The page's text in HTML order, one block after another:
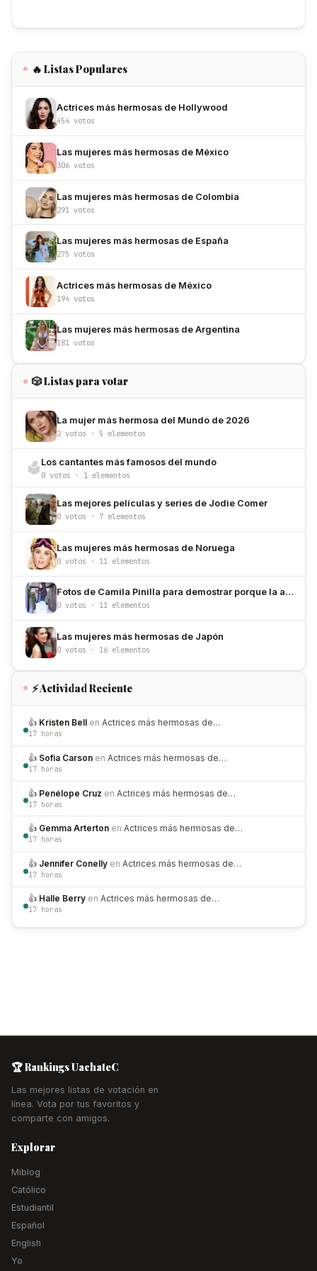
🔥 Listas Populares
Actrices más hermosas de Hollywood
454 votos
Las mujeres más hermosas de México
306 votos
Las mujeres más hermosas de Colombia
291 votos
Las mujeres más hermosas de España
275 votos
Actrices más hermosas de México
194 votos
Las mujeres más hermosas de Argentina
181 votos
🎲 Listas para votar
La mujer más hermosa del Mundo de 2026
2 votos · 5 elementos
🗳️ Los cantantes más famosos del mundo
0 votos · 1 elementos
Las mejores películas y series de Jodie Comer
0 votos · 7 elementos
Las mujeres más hermosas de Noruega
0 votos · 11 elementos
Fotos de Camila Pinilla para demostrar porque la amamos
0 votos · 11 elementos
Las mujeres más hermosas de Japón
0 votos · 16 elementos
⚡ Actividad Reciente
👍 Kristen Bell en Actrices más hermosas de…
17 horas
👍 Sofia Carson en Actrices más hermosas de…
17 horas
👍 Penélope Cruz en Actrices más hermosas de…
17 horas
👍 Gemma Arterton en Actrices más hermosas de…
17 horas
👍 Jennifer Conelly en Actrices más hermosas de…
17 horas
👍 Halle Berry en Actrices más hermosas de…
17 horas
🏆 Rankings UachateC
Las mejores listas de votación en
línea. Vota por tus favoritos y
comparte con amigos.
Explorar
Miblog
Católico
Estudiantil
Español
English
Yo